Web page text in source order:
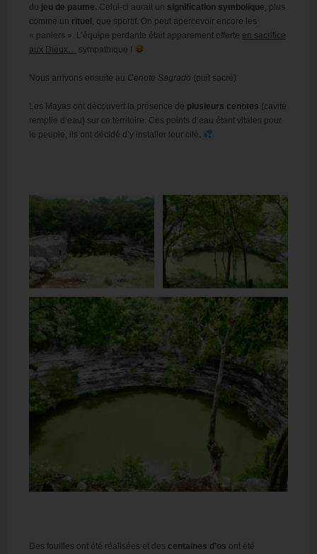
du jeu de paume. Celui-ci aurait un signification symbolique, plus
comme un rituel, que sportif. On peut apercevoir encore les
« paniers ». L’équipe perdante était apparement offerte en sacrifice
aux Dieux… sympathique !
Nous arrivons ensuite au Cenote Sagrado (puit sacré)
Les Mayas ont découvert la présence de plusieurs cenotes (cavité
remplie d’eau) sur ce territoire. Ces points d’eau étant vitales pour
le peuple, ils ont décidé d’y installer leur cité.
Des fouilles ont été réalisées et des centaines d’os ont été